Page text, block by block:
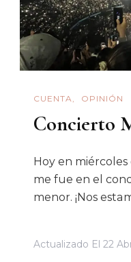
CUENTA OPINIÓN
Concierto
Hoy en
me fue en el
menor. ¡Nos
Actualizado El 22